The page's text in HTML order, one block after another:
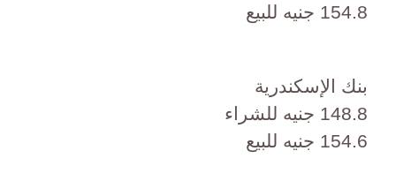
154.8 جنيه للبيع
بنك الإسكندرية
148.8 جنيه للشراء
154.6 جنيه للبيع